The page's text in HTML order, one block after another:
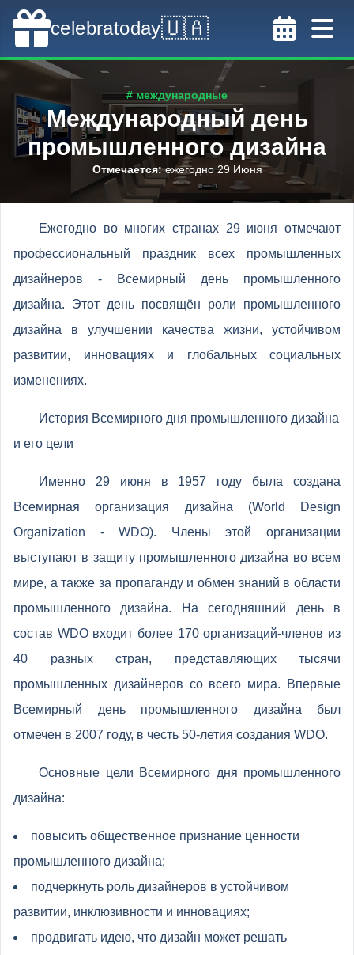
celebratoday🇺🇦
# международные
Международный день
промышленного дизайна
Отмечается:ежегодно 29 Июня
Ежегодно во многих странах 29 июня отмечают
профессиональный праздник всех промышленных
дизайнеров - Всемирный день промышленного
дизайна. Этот день посвящён роли промышленного
дизайна в улучшении качества жизни, устойчивом
развитии, инновациях и глобальных социальных
изменениях.
История Всемирного дня промышленного дизайна
и его цели
Именно 29 июня в 1957 году была создана
Всемирная организация дизайна (World Design
Organization - WDO). Члены этой организации
выступают в защиту промышленного дизайна во всем
мире, а также за пропаганду и обмен знаний в области
промышленного дизайна. На сегодняшний день в
состав WDO входит более 170 организаций-членов из
40 разных стран, представляющих тысячи
промышленных дизайнеров со всего мира. Впервые
Всемирный день промышленного дизайна был
отмечен в 2007 году, в честь 50-летия создания WDO.
Основные цели Всемирного дня промышленного
дизайна:
повысить общественное признание ценности
промышленного дизайна;
подчеркнуть роль дизайнеров в устойчивом
развитии, инклюзивности и инновациях;
продвигать идею, что дизайн может решать